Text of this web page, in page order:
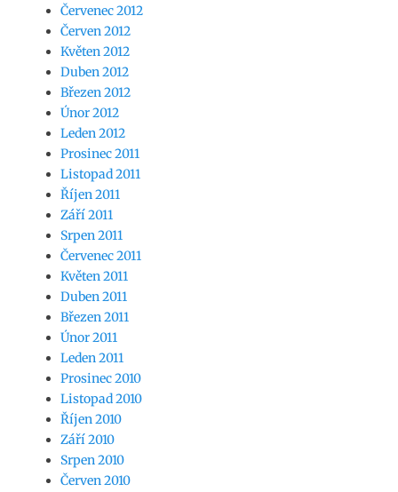
Červenec 2012
Červen 2012
Květen 2012
Duben 2012
Březen 2012
Únor 2012
Leden 2012
Prosinec 2011
Listopad 2011
Říjen 2011
Září 2011
Srpen 2011
Červenec 2011
Květen 2011
Duben 2011
Březen 2011
Únor 2011
Leden 2011
Prosinec 2010
Listopad 2010
Říjen 2010
Září 2010
Srpen 2010
Červen 2010